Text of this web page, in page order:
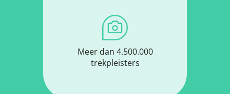
Meer dan 4.500.000
trekpleisters